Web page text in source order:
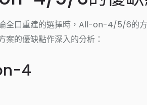
全口重建的選擇時，All-on-4/5/6的
案的優缺點作深入的分析：
4